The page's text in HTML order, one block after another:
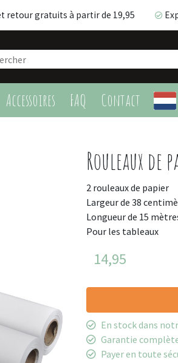
retour gratuits à partir de 19,95
Accessoires FAQ Contact
et retour gratuits à partir de 19,95
Rouleaux de
2 rouleaux de papier
Largeur de 38
Longueur de 15
Pour les tableaux
14,95
En stock dans
Garantie
Payer en toute